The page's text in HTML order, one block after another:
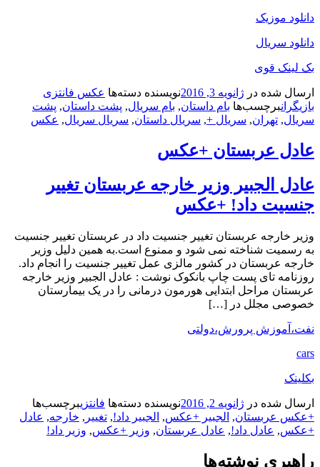
دانلود موزیک
دانلود سریال
بک لینک قوی
ارسال شده در ژانویه 3, 2016 نویسنده دسته‌ها عکس فانتزی
بازیگرانبرچسب‌ها بام داستان, بام سریال, پشت داستان, پشت
سریال, تهران, سریال +, سریال داستان, سریال سریال, عکس
عادل عربستان +عکس
عادل الجبیر وزیر خارجه عربستان تغییر
جنسیت داد! +عکس
وزیر خارجه عربستان تغییر جنسیت داد در عربستان تغییر جنسیت
به رسمیت شناخته نمی شود و ممنوع است.به همین دلیل وزیر
خارجه عربستان در کشور مالزی عمل تغییر جنسیت را انجام داد.
روزنامه تای پست چاپ بانکوک نوشت : عادل الجبیر وزیر خارجه
عربستان مراحل ابتدایی هورمون درمانی را در یک بیمارستان
خصوصی مجلل در […]
نفت،آموزش پرورش،دولتی
cars
بکلینک
ارسال شده در ژانویه 2, 2016 نویسنده دسته‌ها فانتزیبرچسب‌ها
+عکس عربستان, الجبیر +عکس, الجبیر داد!, تغییر , خارجه, عادل
+عکس, عادل داد!, عادل عربستان, وزیر +عکس, وزیر داد!
راهبری نوشته‌ها